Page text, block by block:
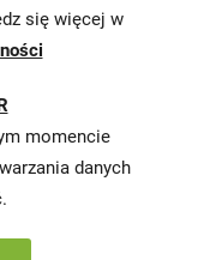
się więcej w
momencie
danych